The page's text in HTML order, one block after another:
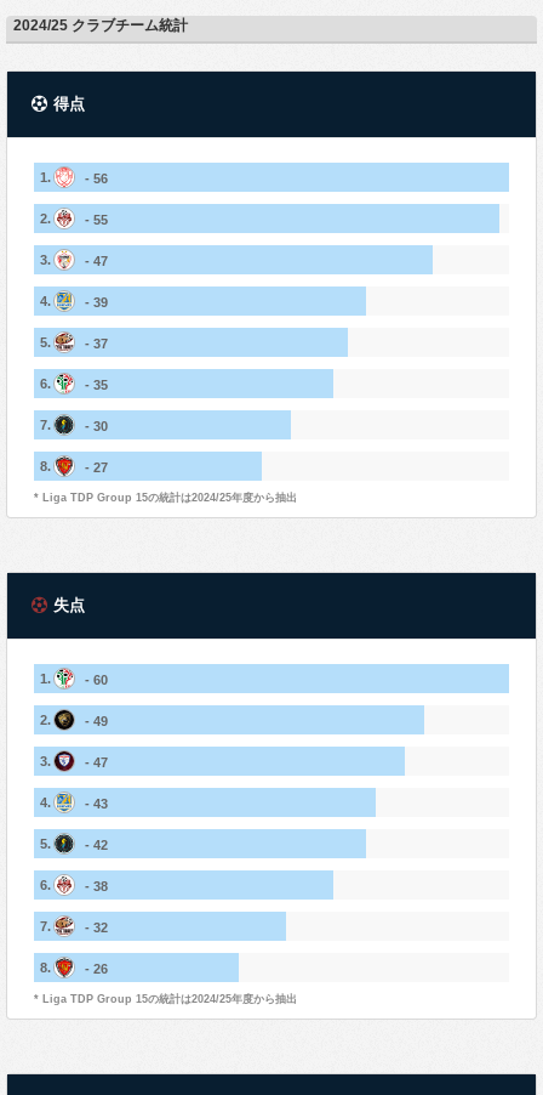
2024/25 クラブチーム統計
得点
1. - 56
2. - 55
3. - 47
4. - 39
5. - 37
6. - 35
7. - 30
8. - 27
* Liga TDP Group 15の統計は2024/25年度から抽出
失点
1. - 60
2. - 49
3. - 47
4. - 43
5. - 42
6. - 38
7. - 32
8. - 26
* Liga TDP Group 15の統計は2024/25年度から抽出